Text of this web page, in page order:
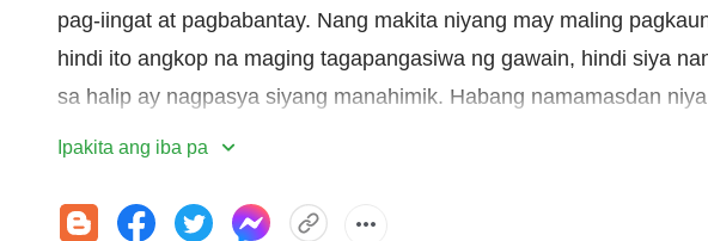
pag-iingat at pagbabantay. Nang makita niyang may maling
hindi ito angkop na maging tagapangasiwa ng gawain, hindi siya
sa halip ay nagpasya siyang manahimik. Habang namamasdan
ng gawain, naramdaman ng puso niya ang kirot ng paninisi sa
sa karanasang ito?
Ipakita ang iba pa